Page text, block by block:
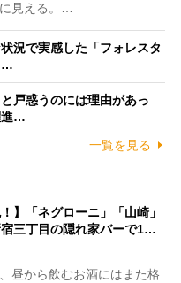
見える。…
況で実感した「フォレスタ
…
戸惑うのには理由があっ
進…
一覧を見る
】「ネグローニ」「山崎」
宿三丁目の隠れ家バーで1…
昼から飲むお酒にはまた格